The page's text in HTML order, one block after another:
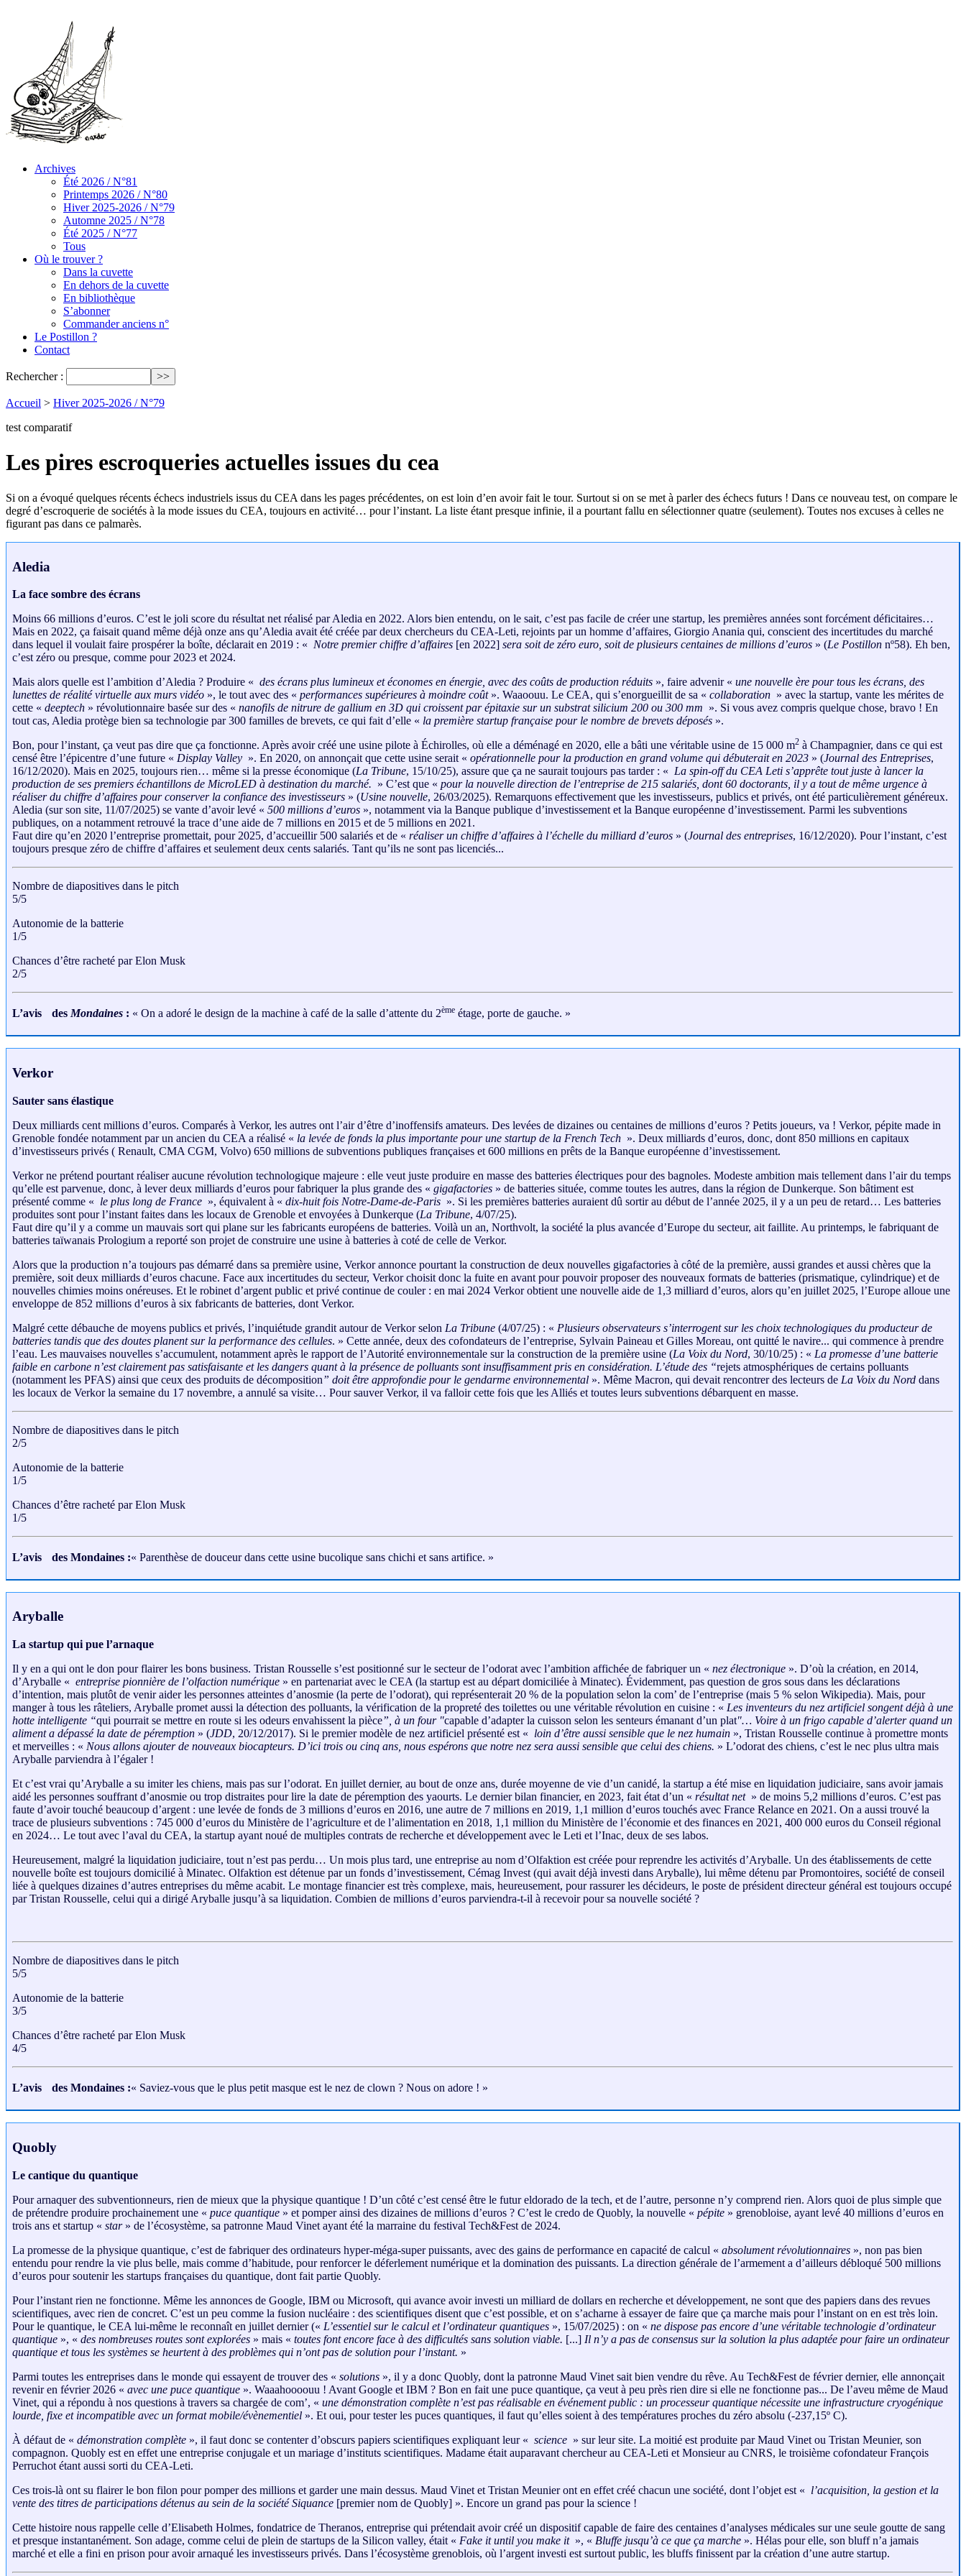
Archives
Été 2026 / N°81
Printemps 2026 / N°80
Hiver 2025-2026 / N°79
Automne 2025 / N°78
Été 2025 / N°77
Tous
Où le trouver ?
Dans la cuvette
En dehors de la cuvette
En bibliothèque
S’abonner
Commander anciens n°
Le Postillon ?
Contact
Rechercher :
Accueil > Hiver 2025-2026 / N°79
test comparatif
Les pires escroqueries actuelles issues du cea
Si on a évoqué quelques récents échecs industriels issus du CEA dans les pages précédentes, on est loin d’en avoir fait le tour. Surtout si on se met à parler des échecs futurs ! Dans ce nouveau test, on compare le
degré d’escroquerie de sociétés à la mode issues du CEA, toujours en activité… pour l’instant. La liste étant presque infinie, il a pourtant fallu en sélectionner quatre (seulement). Toutes nos excuses à celles ne
figurant pas dans ce palmarès.
Aledia
La face sombre des écrans
Moins 66 millions d’euros. C’est le joli score du résultat net réalisé par Aledia en 2022. Alors bien entendu, on le sait, c’est pas facile de créer une startup, les premières années sont forcément déficitaires…
Mais en 2022, ça faisait quand même déjà onze ans qu’Aledia avait été créée par deux chercheurs du CEA-Leti, rejoints par un homme d’affaires, Giorgio Anania qui, conscient des incertitudes du marché
dans lequel il voulait faire prospérer la boîte, déclarait en 2019 : « Notre premier chiffre d’affaires [en 2022] sera soit de zéro euro, soit de plusieurs centaines de millions d’euros » (Le Postillon nº58). Eh ben,
c’est zéro ou presque, comme pour 2023 et 2024.
Mais alors quelle est l’ambition d’Aledia ? Produire « des écrans plus lumineux et économes en énergie, avec des coûts de production réduits », faire advenir « une nouvelle ère pour tous les écrans, des
lunettes de réalité virtuelle aux murs vidéo », le tout avec des « performances supérieures à moindre coût». Waaoouu. Le CEA, qui s’enorgueillit de sa « collaboration » avec la startup, vante les mérites de
cette « deeptech » révolutionnaire basée sur des « nanofils de nitrure de gallium en 3D qui croissent par épitaxie sur un substrat silicium 200 ou 300 mm ». Si vous avez compris quelque chose, bravo ! En
tout cas, Aledia protège bien sa technologie par 300 familles de brevets, ce qui fait d’elle « la première startup française pour le nombre de brevets déposés ».
Bon, pour l’instant, ça veut pas dire que ça fonctionne. Après avoir créé une usine pilote à Échirolles, où elle a déménagé en 2020, elle a bâti une véritable usine de 15 000 m2 à Champagnier, dans ce qui est
censé être l’épicentre d’une future « Display Valley ». En 2020, on annonçait que cette usine serait « opérationnelle pour la production en grand volume qui débuterait en 2023 » (Journal des Entreprises,
16/12/2020). Mais en 2025, toujours rien… même si la presse économique (La Tribune, 15/10/25), assure que ça ne saurait toujours pas tarder : « La spin-off du CEA Leti s’apprête tout juste à lancer la
production de ses premiers échantillons de MicroLED à destination du marché. » C’est que « pour la nouvelle direction de l’entreprise de 215 salariés, dont 60 doctorants, il y a tout de même urgence à
réaliser du chiffre d’affaires pour conserver la confiance des investisseurs » (Usine nouvelle, 26/03/2025). Remarquons effectivement que les investisseurs, publics et privés, ont été particulièrement généreux.
Aledia (sur son site, 11/07/2025) se vante d’avoir levé « 500 millions d’euros », notamment via la Banque publique d’investissement et la Banque européenne d’investissement. Parmi les subventions
publiques, on a notamment retrouvé la trace d’une aide de 7 millions en 2015 et de 5 millions en 2021.
Faut dire qu’en 2020 l’entreprise promettait, pour 2025, d’accueillir 500 salariés et de « réaliser un chiffre d’affaires à l’échelle du milliard d’euros » (Journal des entreprises, 16/12/2020). Pour l’instant, c’est
toujours presque zéro de chiffre d’affaires et seulement deux cents salariés. Tant qu’ils ne sont pas licenciés...
Nombre de diapositives dans le pitch
5/5
Autonomie de la batterie
1/5
Chances d’être racheté par Elon Musk
2/5
L’avis des Mondaines : « On a adoré le design de la machine à café de la salle d’attente du 2ème étage, porte de gauche. »
Verkor
Sauter sans élastique
Deux milliards cent millions d’euros. Comparés à Verkor, les autres ont l’air d’être d’inoffensifs amateurs. Des levées de dizaines ou centaines de millions d’euros ? Petits joueurs, va ! Verkor, pépite made in
Grenoble fondée notamment par un ancien du CEA a réalisé « la levée de fonds la plus importante pour une startup de la French Tech ». Deux milliards d’euros, donc, dont 850 millions en capitaux
d’investisseurs privés ( Renault, CMA CGM, Volvo) 650 millions de subventions publiques françaises et 600 millions en prêts de la Banque européenne d’investissement.
Verkor ne prétend pourtant réaliser aucune révolution technologique majeure : elle veut juste produire en masse des batteries électriques pour des bagnoles. Modeste ambition mais tellement dans l’air du temps
qu’elle est parvenue, donc, à lever deux milliards d’euros pour fabriquer la plus grande des « gigafactories » de batteries située, comme toutes les autres, dans la région de Dunkerque. Son bâtiment est
présenté comme « le plus long de France », équivalent à « dix-huit fois Notre-Dame-de-Paris ». Si les premières batteries auraient dû sortir au début de l’année 2025, il y a un peu de retard… Les batteries
produites sont pour l’instant faites dans les locaux de Grenoble et envoyées à Dunkerque (La Tribune, 4/07/25).
Faut dire qu’il y a comme un mauvais sort qui plane sur les fabricants européens de batteries. Voilà un an, Northvolt, la société la plus avancée d’Europe du secteur, ait faillite. Au printemps, le fabriquant de
batteries taïwanais Prologium a reporté son projet de construire une usine à batteries à coté de celle de Verkor.
Alors que la production n’a toujours pas démarré dans sa première usine, Verkor annonce pourtant la construction de deux nouvelles gigafactories à côté de la première, aussi grandes et aussi chères que la
première, soit deux milliards d’euros chacune. Face aux incertitudes du secteur, Verkor choisit donc la fuite en avant pour pouvoir proposer des nouveaux formats de batteries (prismatique, cylindrique) et de
nouvelles chimies moins onéreuses. Et le robinet d’argent public et privé continue de couler : en mai 2024 Verkor obtient une nouvelle aide de 1,3 milliard d’euros, alors qu’en juillet 2025, l’Europe alloue une
enveloppe de 852 millions d’euros à six fabricants de batteries, dont Verkor.
Malgré cette débauche de moyens publics et privés, l’inquiétude grandit autour de Verkor selon La Tribune (4/07/25) : « Plusieurs observateurs s’interrogent sur les choix technologiques du producteur de
batteries tandis que des doutes planent sur la performance des cellules. » Cette année, deux des cofondateurs de l’entreprise, Sylvain Paineau et Gilles Moreau, ont quitté le navire... qui commence à prendre
l’eau. Les mauvaises nouvelles s’accumulent, notamment après le rapport de l’Autorité environnementale sur la construction de la première usine (La Voix du Nord, 30/10/25) : « La promesse d’une batterie
faible en carbone n’est clairement pas satisfaisante et les dangers quant à la présence de polluants sont insuffisamment pris en considération. L’étude des “rejets atmosphériques de certains polluants
(notamment les PFAS) ainsi que ceux des produits de décomposition” doit être approfondie pour le gendarme environnemental ». Même Macron, qui devait rencontrer des lecteurs de La Voix du Nord dans
les locaux de Verkor la semaine du 17 novembre, a annulé sa visite… Pour sauver Verkor, il va falloir cette fois que les Alliés et toutes leurs subventions débarquent en masse.
Nombre de diapositives dans le pitch
2/5
Autonomie de la batterie
1/5
Chances d’être racheté par Elon Musk
1/5
L’avis des Mondaines :« Parenthèse de douceur dans cette usine bucolique sans chichi et sans artifice. »
Aryballe
La startup qui pue l’arnaque
Il y en a qui ont le don pour flairer les bons business. Tristan Rousselle s’est positionné sur le secteur de l’odorat avec l’ambition affichée de fabriquer un « nez électronique ». D’où la création, en 2014,
d’Aryballe « entreprise pionnière de l’olfaction numérique » en partenariat avec le CEA (la startup est au départ domiciliée à Minatec). Évidemment, pas question de gros sous dans les déclarations
d’intention, mais plutôt de venir aider les personnes atteintes d’anosmie (la perte de l’odorat), qui représenterait 20 % de la population selon la com’ de l’entreprise (mais 5 % selon Wikipedia). Mais, pour
manger à tous les râteliers, Aryballe promet aussi la détection des polluants, la vérification de la propreté des toilettes ou une véritable révolution en cuisine : « Les inventeurs du nez artificiel songent déjà à une
hotte intelligente “qui pourrait se mettre en route si les odeurs envahissent la pièce”, à un four "capable d’adapter la cuisson selon les senteurs émanant d’un plat"… Voire à un frigo capable d’alerter quand un
aliment a dépassé la date de péremption » (JDD, 20/12/2017). Si le premier modèle de nez artificiel présenté est « loin d’être aussi sensible que le nez humain », Tristan Rousselle continue à promettre monts
et merveilles : « Nous allons ajouter de nouveaux biocapteurs. D’ici trois ou cinq ans, nous espérons que notre nez sera aussi sensible que celui des chiens. » L’odorat des chiens, c’est le nec plus ultra mais
Aryballe parviendra à l’égaler !
Et c’est vrai qu’Aryballe a su imiter les chiens, mais pas sur l’odorat. En juillet dernier, au bout de onze ans, durée moyenne de vie d’un canidé, la startup a été mise en liquidation judiciaire, sans avoir jamais
aidé les personnes souffrant d’anosmie ou trop distraites pour lire la date de péremption des yaourts. Le dernier bilan financier, en 2023, fait état d’un « résultat net » de moins 5,2 millions d’euros. C’est pas
faute d’avoir touché beaucoup d’argent : une levée de fonds de 3 millions d’euros en 2016, une autre de 7 millions en 2019, 1,1 million d’euros touchés avec France Relance en 2021. On a aussi trouvé la
trace de plusieurs subventions : 745 000 d’euros du Ministère de l’agriculture et de l’alimentation en 2018, 1,1 million du Ministère de l’économie et des finances en 2021, 400 000 euros du Conseil régional
en 2024… Le tout avec l’aval du CEA, la startup ayant noué de multiples contrats de recherche et développement avec le Leti et l’Inac, deux de ses labos.
Heureusement, malgré la liquidation judiciaire, tout n’est pas perdu… Un mois plus tard, une entreprise au nom d’Olfaktion est créée pour reprendre les activités d’Aryballe. Un des établissements de cette
nouvelle boîte est toujours domicilié à Minatec. Olfaktion est détenue par un fonds d’investissement, Cémag Invest (qui avait déjà investi dans Aryballe), lui même détenu par Promontoires, société de conseil
liée à quelques dizaines d’autres entreprises du même acabit. Le montage financier est très complexe, mais, heureusement, pour rassurer les décideurs, le poste de président directeur général est toujours occupé
par Tristan Rousselle, celui qui a dirigé Aryballe jusqu’à sa liquidation. Combien de millions d’euros parviendra-t-il à recevoir pour sa nouvelle société ?
Nombre de diapositives dans le pitch
5/5
Autonomie de la batterie
3/5
Chances d’être racheté par Elon Musk
4/5
L’avis des Mondaines :« Saviez-vous que le plus petit masque est le nez de clown ? Nous on adore ! »
Quobly
Le cantique du quantique
Pour arnaquer des subventionneurs, rien de mieux que la physique quantique ! D’un côté c’est censé être le futur eldorado de la tech, et de l’autre, personne n’y comprend rien. Alors quoi de plus simple que
de prétendre produire prochainement une « puce quantique » et pomper ainsi des dizaines de millions d’euros ? C’est le credo de Quobly, la nouvelle « pépite » grenobloise, ayant levé 40 millions d’euros en
trois ans et startup « star» de l’écosystème, sa patronne Maud Vinet ayant été la marraine du festival Tech&Fest de 2024.
La promesse de la physique quantique, c’est de fabriquer des ordinateurs hyper-méga-super puissants, avec des gains de performance en capacité de calcul « absolument révolutionnaires », non pas bien
entendu pour rendre la vie plus belle, mais comme d’habitude, pour renforcer le déferlement numérique et la domination des puissants. La direction générale de l’armement a d’ailleurs débloqué 500 millions
d’euros pour soutenir les startups françaises du quantique, dont fait partie Quobly.
Pour l’instant rien ne fonctionne. Même les annonces de Google, IBM ou Microsoft, qui avance avoir investi un milliard de dollars en recherche et développement, ne sont que des papiers dans des revues
scientifiques, avec rien de concret. C’est un peu comme la fusion nucléaire : des scientifiques disent que c’est possible, et on s’acharne à essayer de faire que ça marche mais pour l’instant on en est très loin.
Pour le quantique, le CEA lui-même le reconnaît en juillet dernier (« L’essentiel sur le calcul et l’ordinateur quantiques », 15/07/2025) : on « ne dispose pas encore d’une véritable technologie d’ordinateur
quantique », « des nombreuses routes sont explorées » mais « toutes font encore face à des difficultés sans solution viable. [...] Il n’y a pas de consensus sur la solution la plus adaptée pour faire un ordinateur
quantique et tous les systèmes se heurtent à des problèmes qui n’ont pas de solution pour l’instant. »
Parmi toutes les entreprises dans le monde qui essayent de trouver des « solutions », il y a donc Quobly, dont la patronne Maud Vinet sait bien vendre du rêve. Au Tech&Fest de février dernier, elle annonçait
revenir en février 2026 « avec une puce quantique ». Waaahoooouu ! Avant Google et IBM ? Bon en fait une puce quantique, ça veut à peu près rien dire si elle ne fonctionne pas... De l’aveu même de Maud
Vinet, qui a répondu à nos questions à travers sa chargée de com’, « une démonstration complète n’est pas réalisable en événement public : un processeur quantique nécessite une infrastructure cryogénique
lourde, fixe et incompatible avec un format mobile/évènementiel ». Et oui, pour tester les puces quantiques, il faut qu’elles soient à des températures proches du zéro absolu (-237,15º C).
À défaut de « démonstration complète », il faut donc se contenter d’obscurs papiers scientifiques expliquant leur « science » sur leur site. La moitié est produite par Maud Vinet ou Tristan Meunier, son
compagnon. Quobly est en effet une entreprise conjugale et un mariage d’instituts scientifiques. Madame était auparavant chercheur au CEA-Leti et Monsieur au CNRS, le troisième cofondateur François
Perruchot étant aussi sorti du CEA-Leti.
Ces trois-là ont su flairer le bon filon pour pomper des millions et garder une main dessus. Maud Vinet et Tristan Meunier ont en effet créé chacun une société, dont l’objet est « l’acquisition, la gestion et la
vente des titres de participations détenus au sein de la société Siquance [premier nom de Quobly] ». Encore un grand pas pour la science !
Cette histoire nous rappelle celle d’Elisabeth Holmes, fondatrice de Theranos, entreprise qui prétendait avoir créé un dispositif capable de faire des centaines d’analyses médicales sur une seule goutte de sang
et presque instantanément. Son adage, comme celui de plein de startups de la Silicon valley, était « Fake it until you make it », « Bluffe jusqu’à ce que ça marche ». Hélas pour elle, son bluff n’a jamais
marché et elle a fini en prison pour avoir arnaqué les investisseurs privés. Dans l’écosystème grenoblois, où l’argent investi est surtout public, les bluffs finissent par la création d’une autre startup.